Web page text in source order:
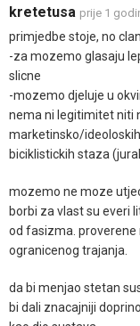
kretetusa prije 1
primjedbe stoje, no
-za mozemo glasaju
slicne
-mozemo djeluje u
nema ni legitimitet niti
marketinsko/
biciklistickih staza
mozemo ne moze
borbi za vlast su everi
od fasizma. proverene
ogranicenog trajanja.
da bi menjao stetan
bi dali znacajniji